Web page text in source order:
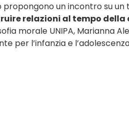
propongono un incontro su un
relazioni al tempo della
morale UNIPA, Marianna
per l’infanzia e